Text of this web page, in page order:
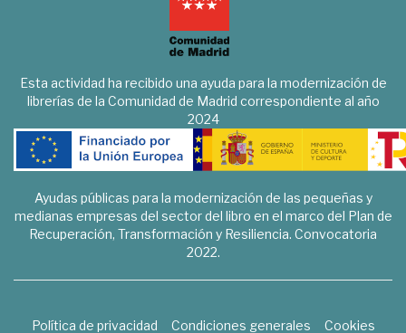
Esta actividad ha recibido una ayuda para la modernización de
librerías de la Comunidad de Madrid correspondiente al año
2024
Ayudas públicas para la modernización de las pequeñas y
medianas empresas del sector del libro en el marco del Plan de
Recuperación, Transformación y Resiliencia. Convocatoria
2022.
Política de privacidad Condiciones generales
Cookies